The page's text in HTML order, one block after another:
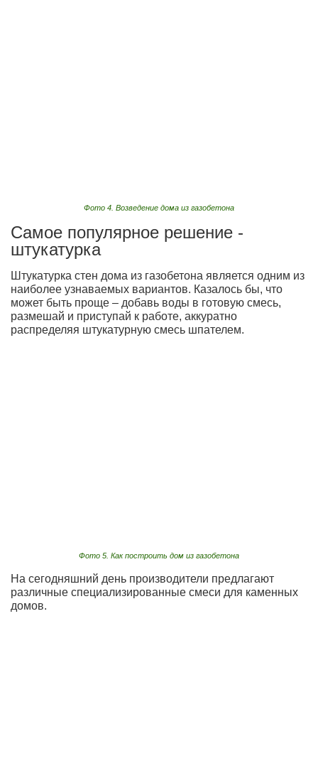
Фото 4. Возведение дома из газобетона
Самое популярное решение -
штукатурка
Штукатурка стен дома из газобетона является одним из
наиболее узнаваемых вариантов. Казалось бы, что
может быть проще – добавь воды в готовую смесь,
размешай и приступай к работе, аккуратно
распределяя штукатурную смесь шпателем.
Фото 5. Как построить дом из газобетона
На сегодняшний день производители предлагают
различные специализированные смеси для каменных
домов.